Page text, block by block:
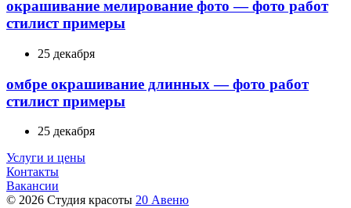
окрашивание мелирование фото — фото работ
стилист примеры
25 декабря
омбре окрашивание длинных — фото работ
стилист примеры
25 декабря
Услуги и цены
Контакты
Вакансии
© 2026 Студия красоты 20 Авеню